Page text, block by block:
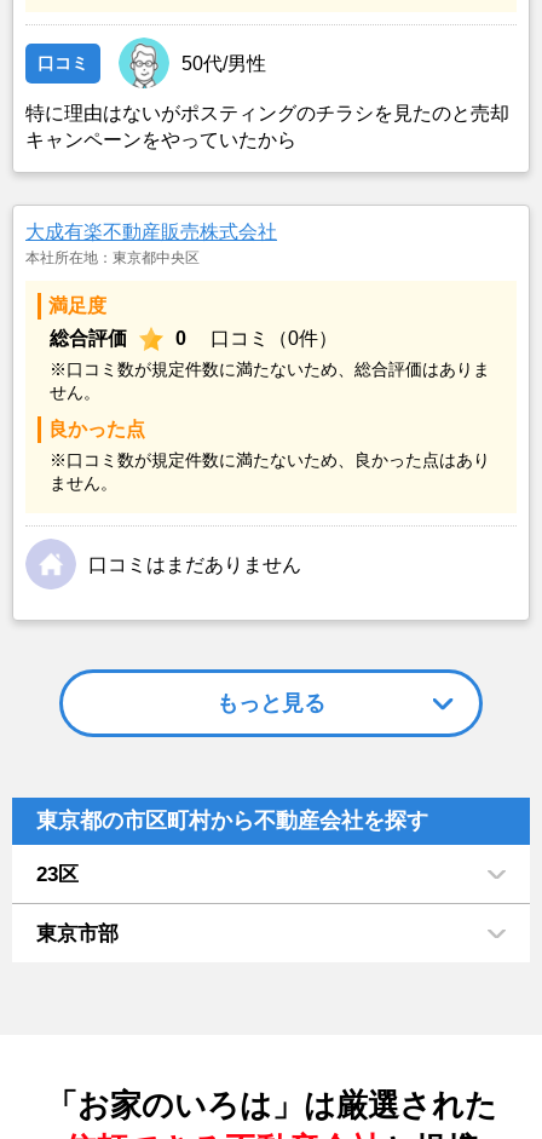
口コミ 50代/男性
特に理由はないがポスティングのチラシを見たのと売却
キャンペーンをやっていたから
大成有楽不動産販売株式会社
本社所在地：東京都中央区
満足度
総合評価
0 口コミ（0件）
※口コミ数が規定件数に満たないため、総合評価はありま
せん。
良かった点
※口コミ数が規定件数に満たないため、良かった点はあり
ません。
口コミはまだありません
もっと見る
東京都の市区町村から不動産会社を探す
23区
東京市部
「お家のいろは」は厳選された